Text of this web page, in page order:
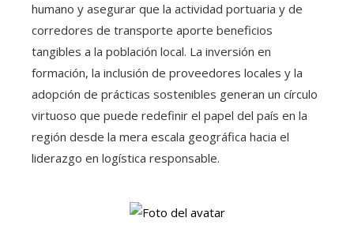
humano y asegurar que la actividad portuaria y de
corredores de transporte aporte beneficios
tangibles a la población local. La inversión en
formación, la inclusión de proveedores locales y la
adopción de prácticas sostenibles generan un círculo
virtuoso que puede redefinir el papel del país en la
región desde la mera escala geográfica hacia el
liderazgo en logística responsable.